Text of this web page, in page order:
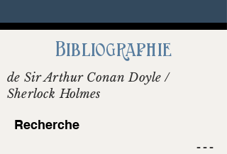
Bibliographie
de Sir Arthur Conan Doyle /
Sherlock Holmes
Recherche
- - -